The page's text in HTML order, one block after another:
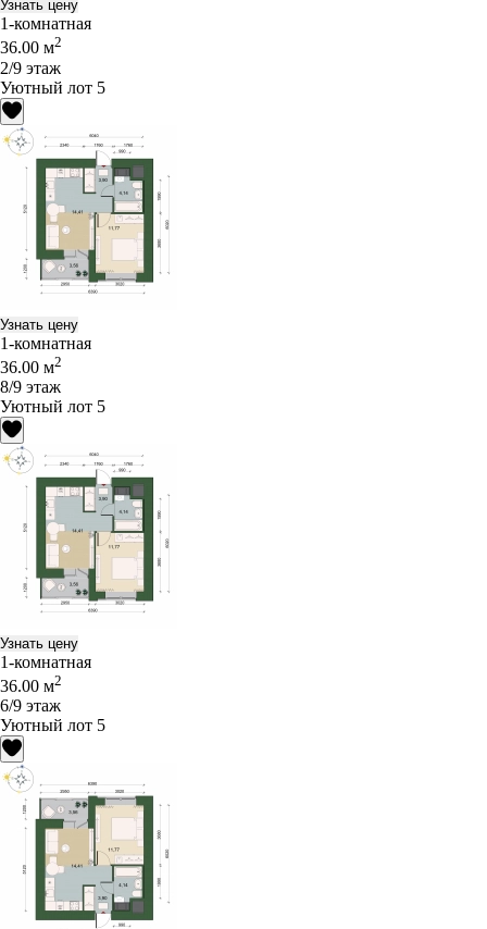
Узнать цену
1-комнатная
36.00 м2
2/9 этаж
Уютный лот 5
Узнать цену
1-комнатная
36.00 м2
8/9 этаж
Уютный лот 5
Узнать цену
1-комнатная
36.00 м2
6/9 этаж
Уютный лот 5